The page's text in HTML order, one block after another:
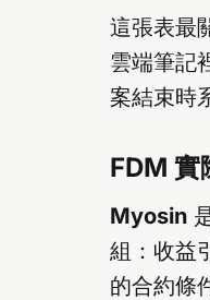
這張表最
雲端筆記
案結束時
FDM 實
Myosin
組：收益
的合約條